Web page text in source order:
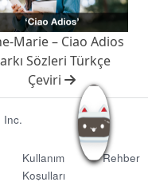
Marie – Ciao Adios
Sözleri Türkçe
Çeviri
Inc.
Kullanım
Koşulları
Rehber